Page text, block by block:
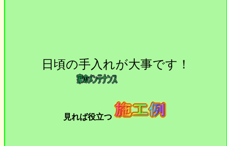
日頃の手入れが大事です！
見れば役立つ